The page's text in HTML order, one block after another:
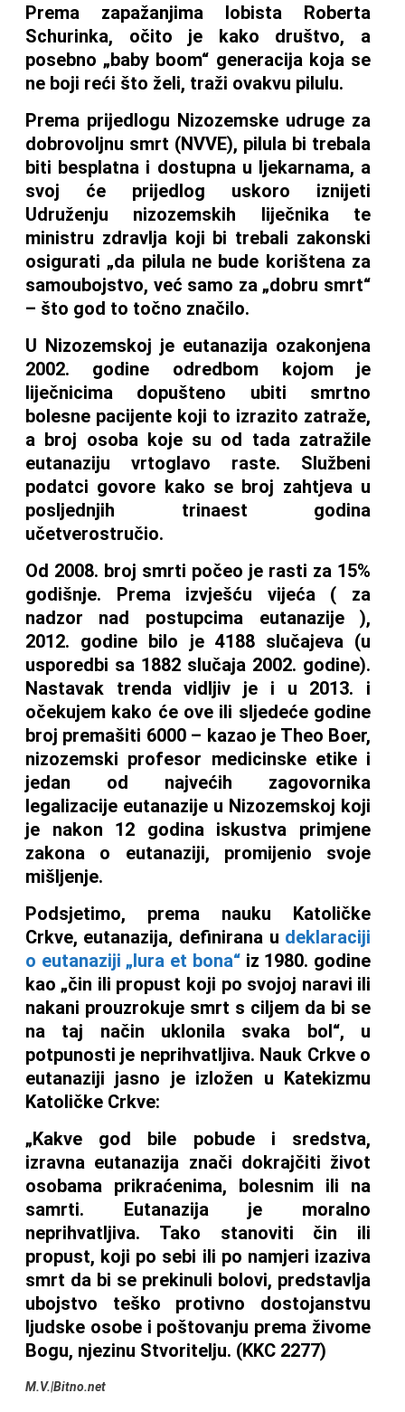
Prema zapažanjima lobista Roberta
Schurinka, očito je kako društvo, a
posebno „baby boom“ generacija koja se
ne boji reći što želi, traži ovakvu pilulu.
Prema prijedlogu Nizozemske udruge za
dobrovoljnu smrt (NVVE), pilula bi trebala
biti besplatna i dostupna u ljekarnama, a
svoj će prijedlog uskoro iznijeti
Udruženju nizozemskih liječnika te
ministru zdravlja koji bi trebali zakonski
osigurati „da pilula ne bude korištena za
samoubojstvo, već samo za „dobru smrt“
– što god to točno značilo.
U Nizozemskoj je eutanazija ozakonjena
2002. godine odredbom kojom je
liječnicima dopušteno ubiti smrtno
bolesne pacijente koji to izrazito zatraže,
a broj osoba koje su od tada zatražile
eutanaziju vrtoglavo raste. Službeni
podatci govore kako se broj zahtjeva u
posljednjih trinaest godina
učetverostručio.
Od 2008. broj smrti počeo je rasti za 15%
godišnje. Prema izvješću vijeća ( za
nadzor nad postupcima eutanazije ),
2012. godine bilo je 4188 slučajeva (u
usporedbi sa 1882 slučaja 2002. godine).
Nastavak trenda vidljiv je i u 2013. i
očekujem kako će ove ili sljedeće godine
broj premašiti 6000 – kazao je Theo Boer,
nizozemski profesor medicinske etike i
jedan od najvećih zagovornika
legalizacije eutanazije u Nizozemskoj koji
je nakon 12 godina iskustva primjene
zakona o eutanaziji, promijenio svoje
mišljenje.
Podsjetimo, prema nauku Katoličke
Crkve, eutanazija, definirana u deklaraciji
o eutanaziji „Iura et bona“ iz 1980. godine
kao „čin ili propust koji po svojoj naravi ili
nakani prouzrokuje smrt s ciljem da bi se
na taj način uklonila svaka bol“, u
potpunosti je neprihvatljiva. Nauk Crkve o
eutanaziji jasno je izložen u Katekizmu
Katoličke Crkve:
„Kakve god bile pobude i sredstva,
izravna eutanazija znači dokrajčiti život
osobama prikraćenima, bolesnim ili na
samrti. Eutanazija je moralno
neprihvatljiva. Tako stanoviti čin ili
propust, koji po sebi ili po namjeri izaziva
smrt da bi se prekinuli bolovi, predstavlja
ubojstvo teško protivno dostojanstvu
ljudske osobe i poštovanju prema živome
Bogu, njezinu Stvoritelju. (KKC 2277)
M.V.|Bitno.net